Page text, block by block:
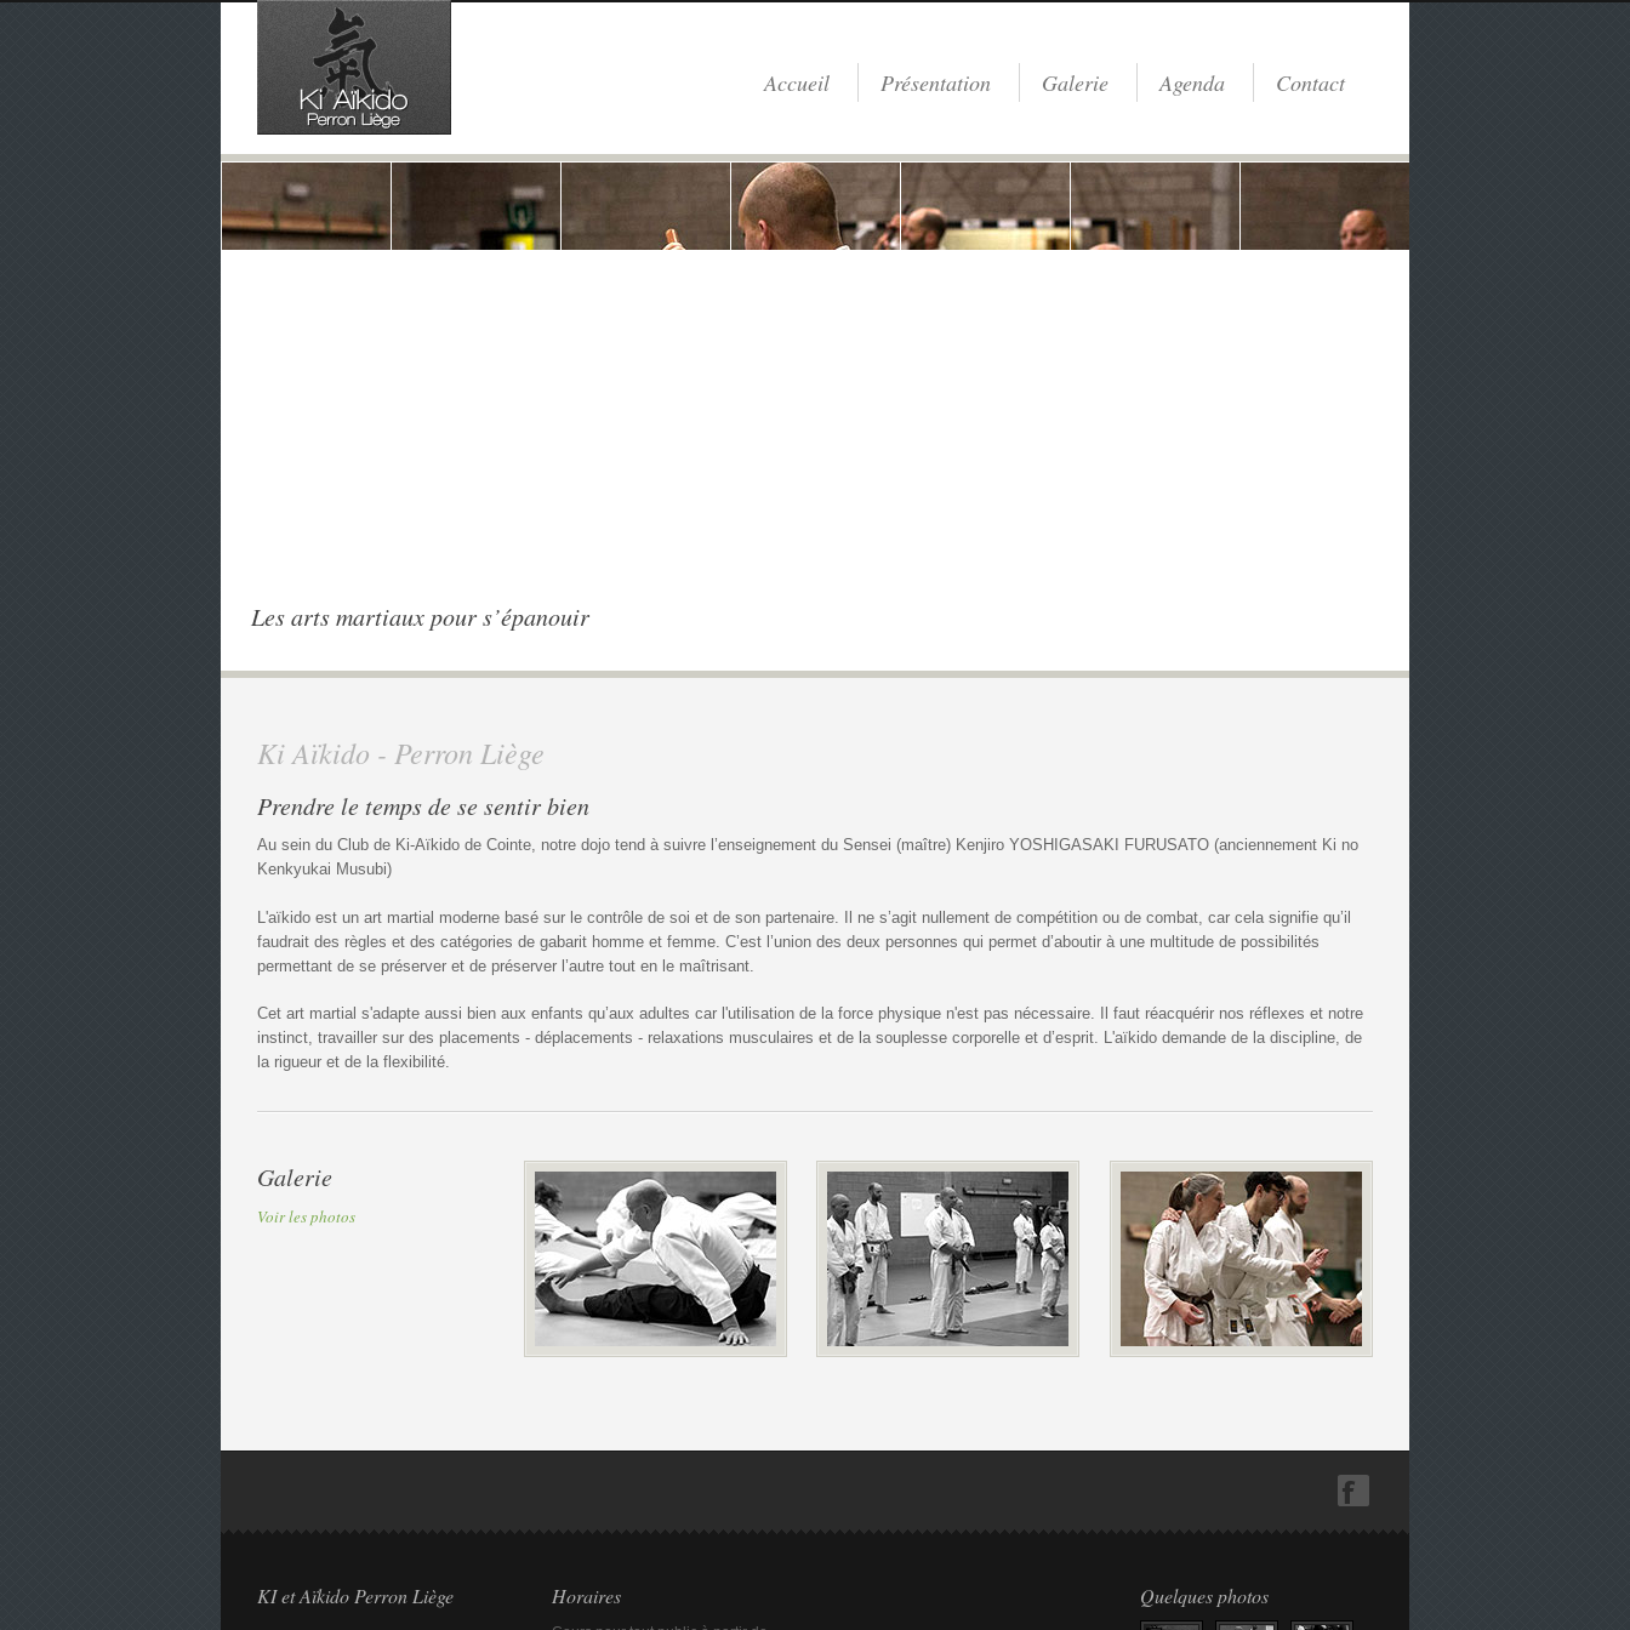
Accueil Présentation Galerie Agenda Contact
Les arts martiaux pour s’épanouir
Ki Aïkido - Perron Liège
Prendre le temps de se sentir bien
Au sein du Club de Ki-Aïkido de Cointe, notre dojo tend à suivre l’enseignement du Sensei (maître) Kenjiro YOSHIGASAKI FURUSATO (anciennement Ki no
Kenkyukai Musubi)
L'aïkido est un art martial moderne basé sur le contrôle de soi et de son partenaire. Il ne s’agit nullement de compétition ou de combat, car cela signifie qu’il
faudrait des règles et des catégories de gabarit homme et femme. C’est l’union des deux personnes qui permet d’aboutir à une multitude de possibilités
permettant de se préserver et de préserver l’autre tout en le maîtrisant.
Cet art martial s'adapte aussi bien aux enfants qu’aux adultes car l'utilisation de la force physique n'est pas nécessaire. Il faut réacquérir nos réflexes et notre
instinct, travailler sur des placements - déplacements - relaxations musculaires et de la souplesse corporelle et d’esprit. L'aïkido demande de la discipline, de
la rigueur et de la flexibilité.
Galerie
Voir les photos
KI et Aïkido Perron Liège Horaires Quelques photos